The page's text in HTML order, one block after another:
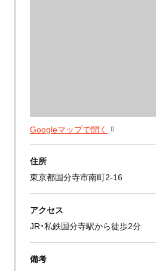
Googleマップで開く
住所
東京都国分寺市南町2-16
アクセス
JR・私鉄国分寺駅から徒歩2分
備考